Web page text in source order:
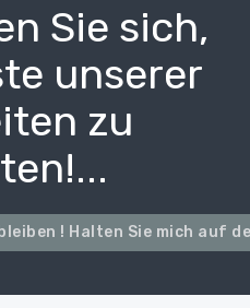
Sie sich,
unserer
zu
! Halten Sie mich auf